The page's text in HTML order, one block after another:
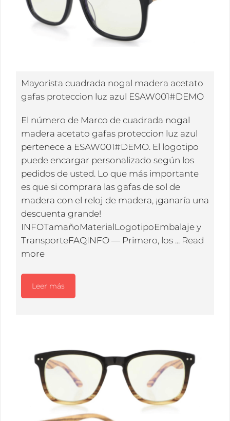
Mayorista cuadrada nogal madera acetato
gafas proteccion luz azul ESAW001#DEMO
El número de Marco de cuadrada nogal
madera acetato gafas proteccion luz azul
pertenece a ESAW001#DEMO. El logotipo
puede encargar personalizado según los
pedidos de usted. Lo que más importante
es que si comprara las gafas de sol de
madera con el reloj de madera, ¡ganaría una
descuenta grande!
INFOTamañoMaterialLogotipoEmbalaje y
TransporteFAQINFO — Primero, los ... Read
more
Leer más